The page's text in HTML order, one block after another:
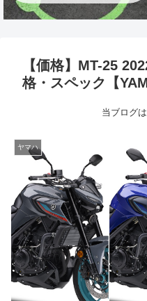
【価格】MT-25
格・スペック【
当ブログ
ヤマハ